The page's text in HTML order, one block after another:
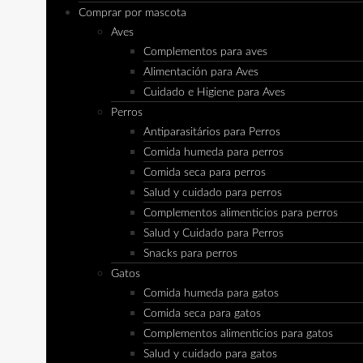
Comprar por mascota
Aves
Complementos para aves
Alimentación para Aves
Cuidado e Higiene para Aves
Perros
Antiparasitários para Perros
Comida humeda para perros
Comida seca para perros
Salud y cuidado para perros
Complementos alimenticios para perros
Salud y Cuidado para Perros
Snacks para perros
Gatos
Comida humeda para gatos
Comida seca para gatos
Complementos alimenticios para gatos
Salud y cuidado para gatos